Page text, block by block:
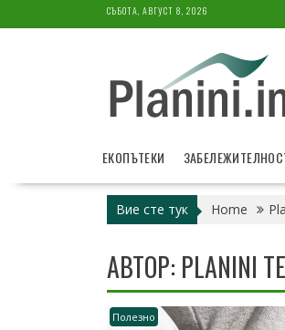
to
СЪБОТА, АВГУСТ 8, 2026
ЕКОПЪТЕКИ
Вие сте тук Home
АВТОР: PLANINI
Полезно